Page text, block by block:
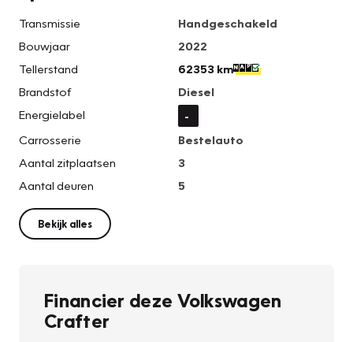
Transmissie
Handgeschakeld
Bouwjaar
2022
Tellerstand
62353 km
Brandstof
Diesel
Energielabel
-
Carrosserie
Bestelauto
Aantal zitplaatsen
3
Aantal deuren
5
Bekijk alles
Financier deze Volkswagen
Crafter